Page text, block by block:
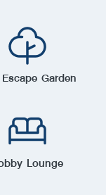
Garden
Lounge
สรับข้อเสนอ
โมชันและ